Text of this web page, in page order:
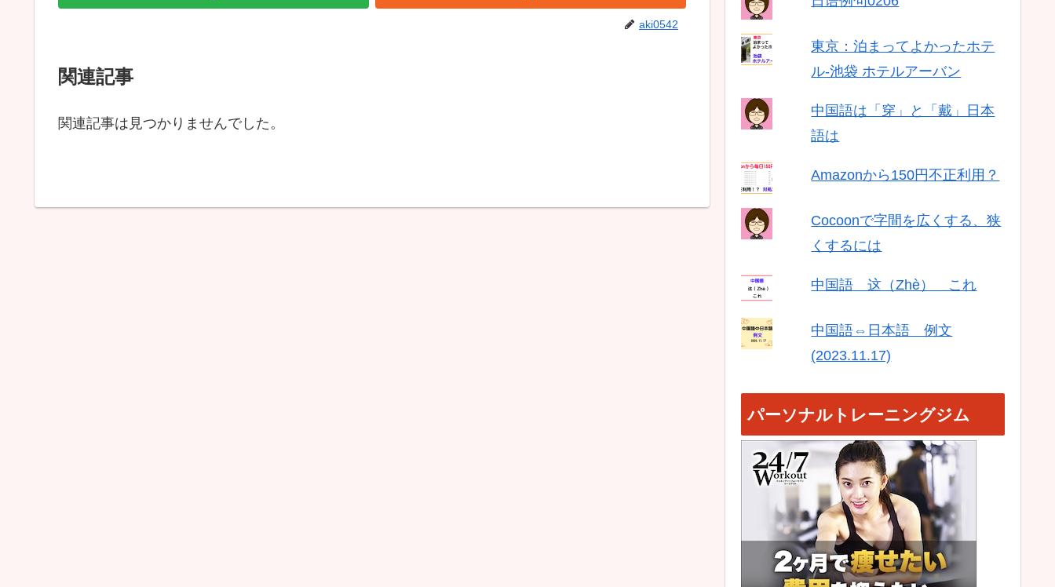
aki0542
関連記事
関連記事は見つかりませんでした。
東京：泊まってよかったホテ
ル-池袋 ホテルアーバン
中国語は「穿」と「戴」日本
語は
Amazonから150円不正利用？
Cocoonで字間を広くする、狭
くするには
中国語 这（Zhè） これ
中国語⇔日本語 例文
(2023.11.17)
パーソナルトレーニングジム